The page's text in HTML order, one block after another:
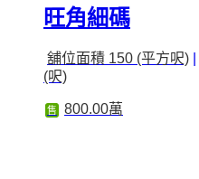
旺角細碼
舖位面積 150 (平方呎)
(呎)
售 800.00萬